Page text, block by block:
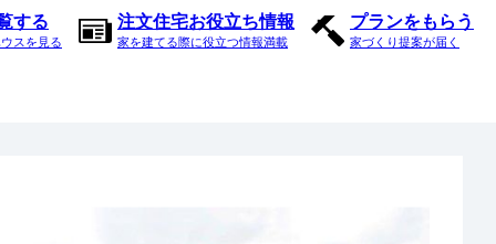
する
スを見る
注文住宅お役立ち情報
家を建てる際に役立つ情報満載
プランをもらう
家づくり提案が届く